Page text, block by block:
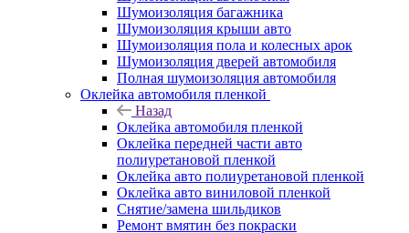
Шумоизоляция багажника
Шумоизоляция крыши авто
Шумоизоляция пола и колесных арок
Шумоизоляция дверей автомобиля
Полная шумоизоляция автомобиля
Оклейка автомобиля пленкой
Назад
Оклейка автомобиля пленкой
Оклейка передней части авто
полиуретановой пленкой
Оклейка авто полиуретановой пленкой
Оклейка авто виниловой пленкой
Снятие/замена шильдиков
Ремонт вмятин без покраски